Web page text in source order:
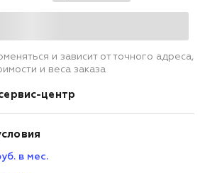
и зависит от точного адреса,
и веса заказа
центр
в мес.